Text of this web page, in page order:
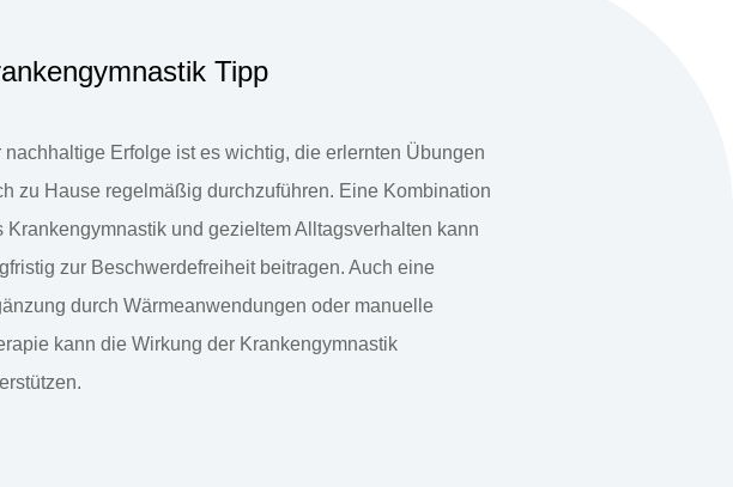
Tipp
nachhaltige Erfolge ist es wichtig, die erlernten Übungen
zu Hause regelmäßig durchzuführen. Eine Kombination
Krankengymnastik und gezieltem Alltagsverhalten kann
zur Beschwerdefreiheit beitragen. Auch eine
durch Wärmeanwendungen oder manuelle
kann die Wirkung der Krankengymnastik